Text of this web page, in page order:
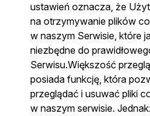
ustawień oznacza, że
na otrzymywanie plików
w naszym Serwisie, które
niezbędne do
Serwisu.Większość
posiada funkcję, która
przeglądać i usuwać pliki
w naszym serwisie.